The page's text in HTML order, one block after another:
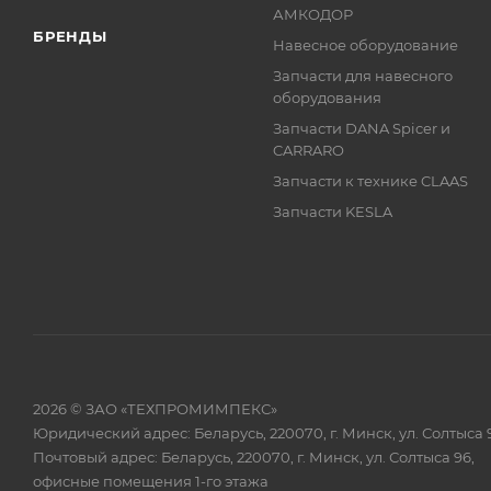
БРЕНДЫ
АМКОДОР
Навесное оборудование
Запчасти для навесного
оборудования
Запчасти DANA Spicer и
CARRARO
Запчасти к технике CLAAS
Запчасти KESLA
2026 © ЗАО «ТЕХПРОМИМПЕКС»
Юридический адрес: Беларусь, 220070, г. Минск, ул. Солтыса
Почтовый адрес: Беларусь, 220070, г. Минск, ул. Солтыса 96,
офисные помещения 1-го этажа